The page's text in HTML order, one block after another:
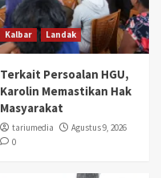
Kalbar Landak
Terkait Persoalan HGU,
Karolin Memastikan Hak
Masyarakat
tariumedia
Agustus 9, 2026
0